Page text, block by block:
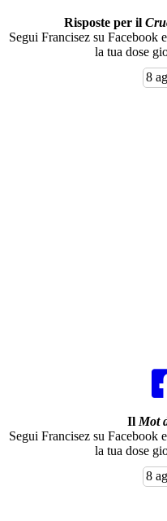
Risposte per il
Segui Francisez su Facebook
la tua dose
8
Il Mot
Segui Francisez su Facebook
la tua dose
8